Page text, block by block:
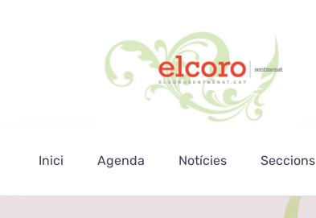
Inici Agenda Notícies Seccions